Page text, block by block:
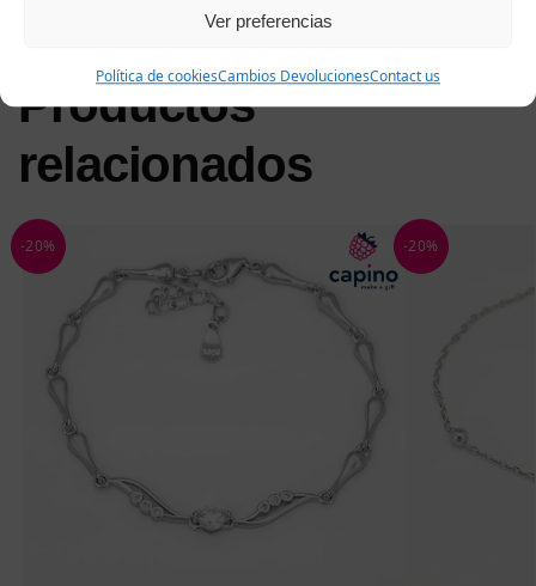
Ver preferencias
Política de cookiesCambios DevolucionesContact us
Productos
relacionados
-20% -20%